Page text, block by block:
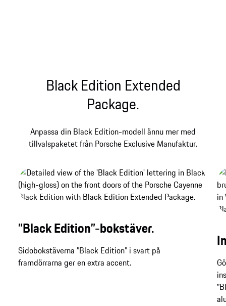
Black Edition Extended
Package.
Anpassa din Black Edition-modell ännu mer med
tillvalspaketet från Porsche Exclusive Manufaktur.
”Black Edition”-bokstäver.
Sidobokstäverna ”Black Edition” i svart på
framdörrarna ger en extra accent.